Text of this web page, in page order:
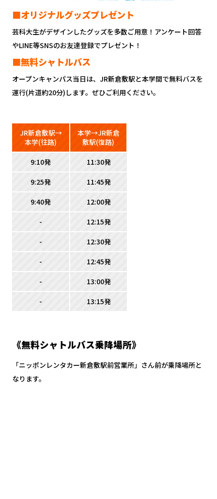
■オリジナルグッズプレゼント
芸科大生がデザインしたグッズを多数ご用意！アンケート回答
やLINE等SNSのお友達登録でプレゼント！
■無料シャトルバス
オープンキャンパス当日は、JR新倉敷駅と本学間で無料バスを
運行(片道約20分)します。ぜひご利用ください。
JR新倉敷駅→
本学(往路)
本学→JR新倉
敷駅(復路)
9:10発 11:30発
9:25発 11:45発
9:40発 12:00発
- 12:15発
- 12:30発
- 12:45発
- 13:00発
- 13:15発
《無料シャトルバス乗降場所》
「ニッポンレンタカー新倉敷駅前営業所」さん前が乗降場所と
なります。